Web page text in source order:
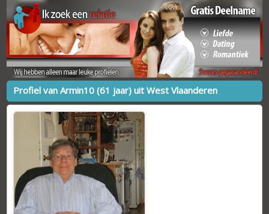
Profiel van Armin10 (61 jaar) uit West Vlaanderen